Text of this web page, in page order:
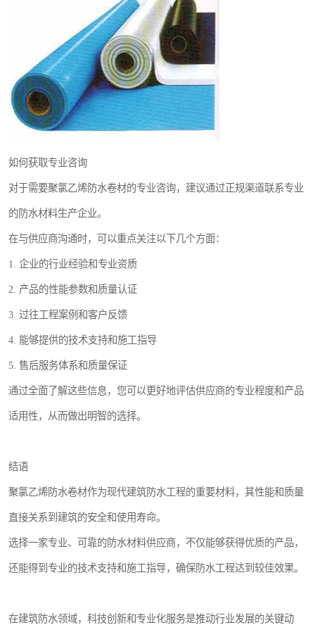
如何获取专业咨询
对于需要聚氯乙烯防水卷材的专业咨询，建议通过正规渠道联系专业
的防水材料生产企业。
在与供应商沟通时，可以重点关注以下几个方面：
1. 企业的行业经验和专业资质
2. 产品的性能参数和质量认证
3. 过往工程案例和客户反馈
4. 能够提供的技术支持和施工指导
5. 售后服务体系和质量保证
通过全面了解这些信息，您可以更好地评估供应商的专业程度和产品
适用性，从而做出明智的选择。
结语
聚氯乙烯防水卷材作为现代建筑防水工程的重要材料，其性能和质量
直接关系到建筑的安全和使用寿命。
选择一家专业、可靠的防水材料供应商，不仅能够获得优质的产品，
还能得到专业的技术支持和施工指导，确保防水工程达到较佳效果。
在建筑防水领域，科技创新和专业化服务是推动行业发展的关键动